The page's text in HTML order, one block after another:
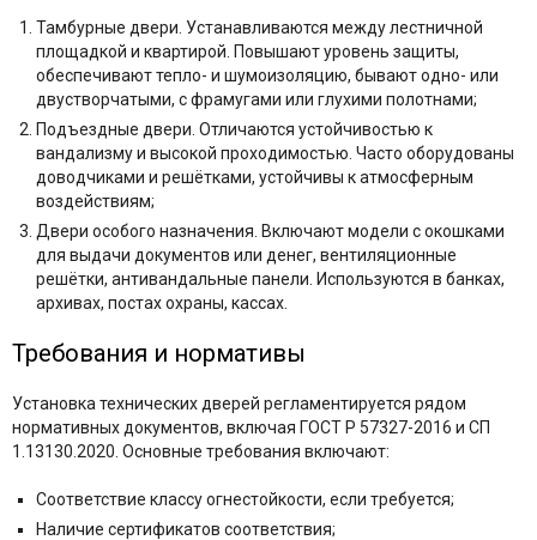
Тамбурные двери. Устанавливаются между лестничной
площадкой и квартирой. Повышают уровень защиты,
обеспечивают тепло- и шумоизоляцию, бывают одно- или
двустворчатыми, с фрамугами или глухими полотнами;
Подъездные двери. Отличаются устойчивостью к
вандализму и высокой проходимостью. Часто оборудованы
доводчиками и решётками, устойчивы к атмосферным
воздействиям;
Двери особого назначения. Включают модели с окошками
для выдачи документов или денег, вентиляционные
решётки, антивандальные панели. Используются в банках,
архивах, постах охраны, кассах.
Требования и нормативы
Установка технических дверей регламентируется рядом
нормативных документов, включая ГОСТ Р 57327-2016 и СП
1.13130.2020. Основные требования включают:​
Соответствие классу огнестойкости, если требуется;
Наличие сертификатов соответствия;